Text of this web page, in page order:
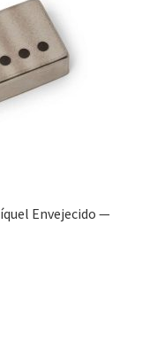
Envejecido —